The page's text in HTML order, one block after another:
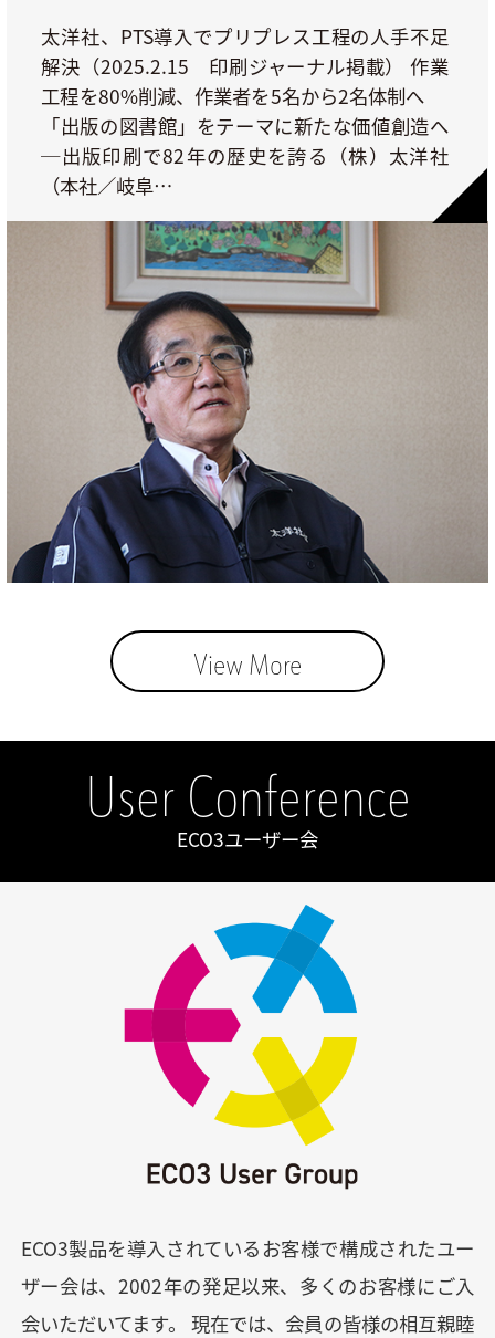
太洋社、PTS導入でプリプレス工程の人手不足
解決（2025.2.15 印刷ジャーナル掲載） 作業
工程を80%削減、作業者を5名から2名体制へ
「出版の図書館」をテーマに新たな価値創造へ
─出版印刷で82年の歴史を誇る（株）太洋社
（本社／岐阜…
View More
User Conference
ECO3ユーザー会
ECO3製品を導入されているお客様で構成されたユー
ザー会は、2002年の発足以来、多くのお客様にご入
会いただいてます。 現在では、会員の皆様の相互親睦